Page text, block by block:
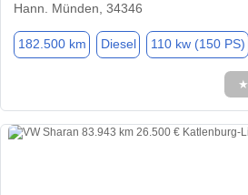
Hann. Münden, 34346
182.500 km Diesel 110 kw (150 PS)
★